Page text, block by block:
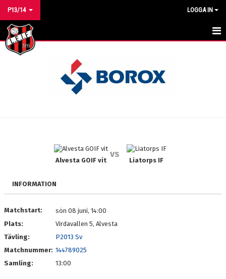
P13/14 LOGGA IN
HEM
DOKUMENT
Alvesta GOIF vit
vs
Liatorps IF
INFORMATION
Matchstart:
sön 08 juni, 14:00
Plats:
Virdavallen 5, Alvesta
Tävling:
P2013 Sv
Matchnummer: 144789025
Samling:
13:00